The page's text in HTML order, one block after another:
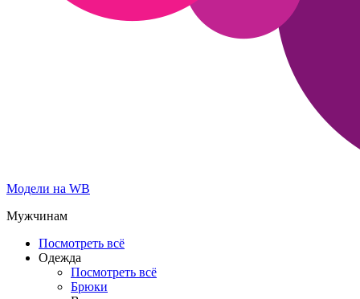
Модели на WB
Мужчинам
Посмотреть всё
Одежда
Посмотреть всё
Брюки